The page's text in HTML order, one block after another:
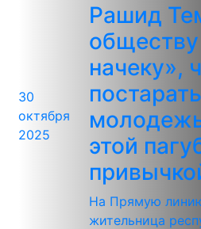
30
октября
2025
Рашид
начеку»,
этой
На Прямую
жительница